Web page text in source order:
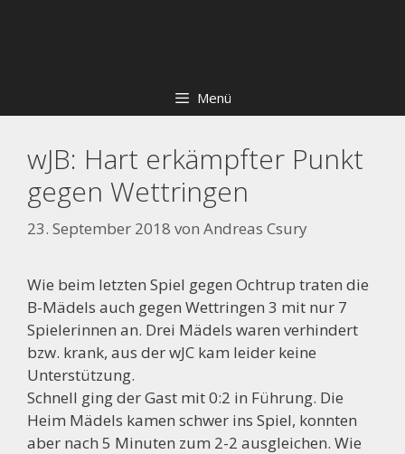
Menü
wJB: Hart erkämpfter Punkt
gegen Wettringen
23. September 2018 von Andreas Csury
Wie beim letzten Spiel gegen Ochtrup traten die
B-Mädels auch gegen Wettringen 3 mit nur 7
Spielerinnen an. Drei Mädels waren verhindert
bzw. krank, aus der wJC kam leider keine
Unterstützung.
Schnell ging der Gast mit 0:2 in Führung. Die
Heim Mädels kamen schwer ins Spiel, konnten
aber nach 5 Minuten zum 2-2 ausgleichen. Wie